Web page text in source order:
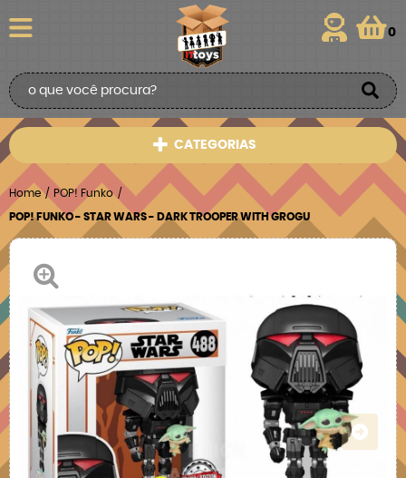
0
CATEGORIAS
Home POP! Funko
POP! FUNKO - STAR WARS - DARK TROOPER WITH GROGU